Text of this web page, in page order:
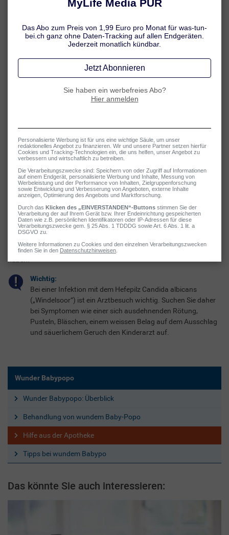
Frühzeitig handeln ist wichtig
Rötung, feuchte Stellen, Juckreiz – sollten Sie erste Anzeichen für
einen wunden Po bemerken, ist es wichtig, frühzeitig aktiv zu
werden. Denn die wunde Haut im Windelbereich bietet eine
hervorragende Eintrittspforte für Pilze oder Bakterien. Hier heisst
Mittel zur Wundheilung, die sich bei wundem Babypo bewährt
Wichtig:
Bei einer Infektion mit dem Hefepilz Candida albicans
(„Windelsoor“) ist ein Arztbesuch wichtig. Suchen Sie daher
bei Symptomen wie einer sich ausdehnenden Rötung,
Pusteln, Bläschen, einem weissen Belag auf dem Ausschlag
und säuerlichem Geruch den Kinderarzt auf.
Wunder Babypopo
Wunder Babypopo: Überblick
Behandlung von wundem Baby-Popo
Hilfe aus der Apotheke
Tipps bei wundem Babypo
Das könnte Sie auch interessieren: